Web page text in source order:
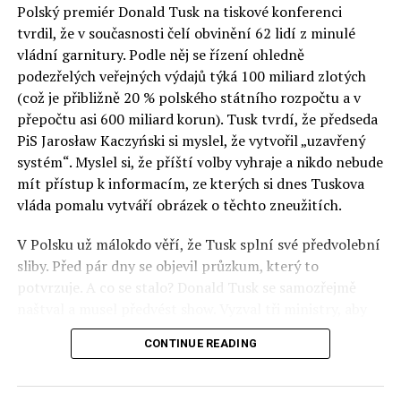
Otázky spojené s vývojem umělé inteligence budou na
fóru AI zvláště diskutovanou oblastí. Fórum AI bude
zahrnovat vyhrazenou tematickou trať skládající se z
panelů, prezentací, workshopů a speciálních akcí.
Budou diskutovány klíčové otázky vlivu umělé
inteligence ve společnosti, ale i v sektoru veřejných a
komerčních služeb. Budou se diskutovat problémy a
výzvy, kterým bude muset trh čelit tváří v tvář zásadním
technologickým změnám. Účastníci fóra také zváží, do
technologií umělé inteligence v mnoha oblastech života
umožní Evropské unii obnovit konkurenceschopnost ve
vztahu ke globálním ekonomikám a nutnosti zajistit
Polský premiér Donald Tusk na tiskové konferenci
tvrdil, že v současnosti čelí obvinění 62 lidí z minulé
vládní garnitury. Podle něj se řízení ohledně
podezřelých veřejných výdajů týká 100 miliard zlotých
(což je přibližně 20 % polského státního rozpočtu a v
přepočtu asi 600 miliard korun). Tusk tvrdí, že předseda
PiS Jarosław Kaczyński si myslel, že vytvořil „uzavřený
systém“. Myslel si, že příští volby vyhraje a nikdo nebude
mít přístup k informacím, ze kterých si dnes Tuskova
vláda pomalu vytváří obrázek o těchto zneužitích.
V Polsku už málokdo věří, že Tusk splní své předvolební
sliby. Před pár dny se objevil průzkum, který to
potvrzuje. A co se stalo? Donald Tusk se samozřejmě
před kamerami podepsali dohodu o stíhání členů PiS, a
ti poslušně ono divadlo předvedli. Andrzej Domański
CONTINUE READING